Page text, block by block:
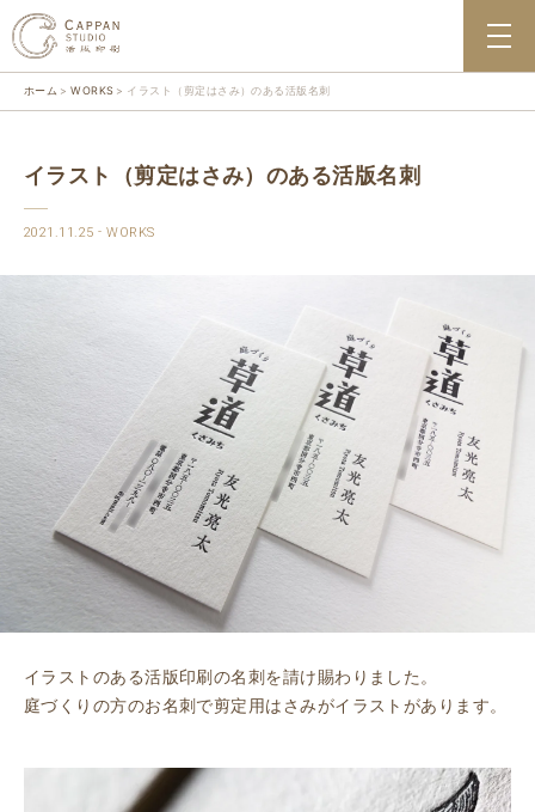
ホーム WORKS イラスト（剪定はさみ）のある活版名刺
イラスト（剪定はさみ）のある活版名刺
2021.11.25 WORKS
イラストのある活版印刷の名刺を請け賜わりました。
庭づくりの方のお名刺で剪定用はさみがイラストがあります。